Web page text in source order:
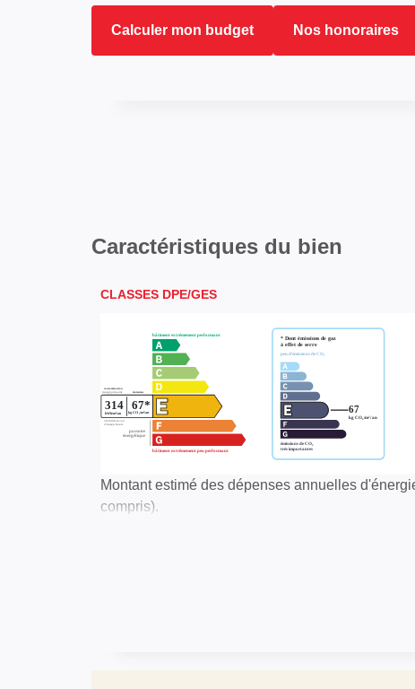
Calculer mon budget Nos honoraires
Caractéristiques du bien
CLASSES DPE/GES
Montant estimé des dépenses annuelles
compris).